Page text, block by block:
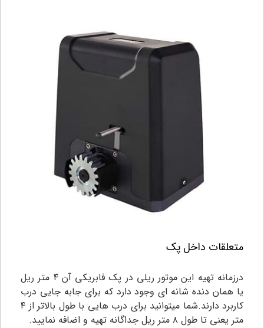
متعلقات داخل پک
درزمانه تهیه این موتور ریلی در پک فابریکی آن ۴ متر ریل
یا همان دنده شانه ای وجود دارد که برای جابه جایی درب
کاربرد دارند.شما میتوانید برای درب هایی با طول بالاتر از ۴
متر یعنی تا طول ۸ متر ریل جداگانه تهیه و اضافه نمایید.